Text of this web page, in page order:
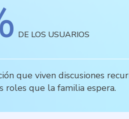
DE LOS USUARIOS
que viven discusiones
roles que la familia espera.